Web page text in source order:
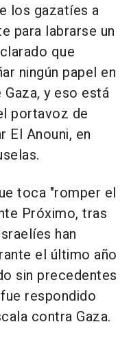
los gazatíes a
para labrarse un
que
ningún papel en
y eso está
portavoz de
El Anouni, en
toca "romper el
Próximo, tras
han
el último año
sin precedentes
respondido
contra Gaza.